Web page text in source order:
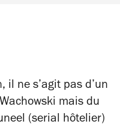
il ne s’agit pas d’un
mais du
(serial hôtelier)